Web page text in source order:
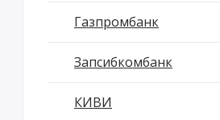
Газпромбанк
Запсибкомбанк
КИВИ